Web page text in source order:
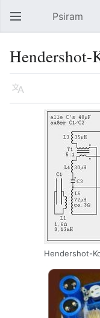
Hauptmenü öffnen Psiram
Hendershot-
Sprache
Hendershot-